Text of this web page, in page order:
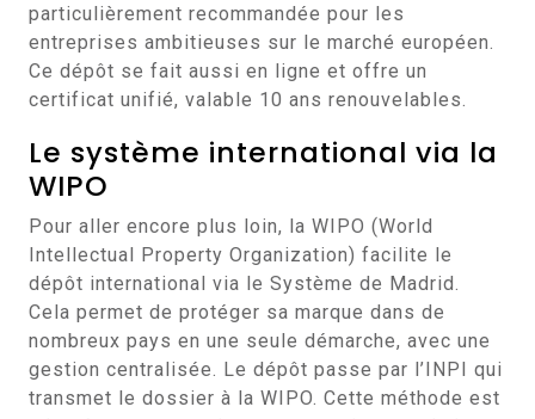
particulièrement recommandée pour les
entreprises ambitieuses sur le marché européen.
Ce dépôt se fait aussi en ligne et offre un
certificat unifié, valable 10 ans renouvelables.
Le système international via la
WIPO
Pour aller encore plus loin, la WIPO (World
Intellectual Property Organization) facilite le
dépôt international via le Système de Madrid.
Cela permet de protéger sa marque dans de
nombreux pays en une seule démarche, avec une
gestion centralisée. Le dépôt passe par l’INPI qui
transmet le dossier à la WIPO. Cette méthode est